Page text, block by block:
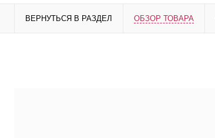
ВЕРНУТЬСЯ В РАЗДЕЛ ОБЗОР ТОВАРА